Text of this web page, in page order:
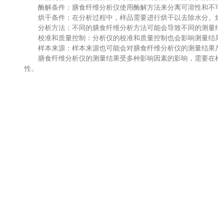
酶解条件：膳食纤维分析仪使用酶解方法来分离可溶性和不
烘干条件：在分析过程中，样品需要进行烘干以去除水分。
分析方法：不同的膳食纤维分析方法可能会导致不同的测量
校准和质量控制：分析仪的校准和质量控制也会影响测量结
样本来源：样本来源也可能会对膳食纤维分析仪的测量结果
膳食纤维分析仪的测量结果受多种影响因素的影响，需要在
性。